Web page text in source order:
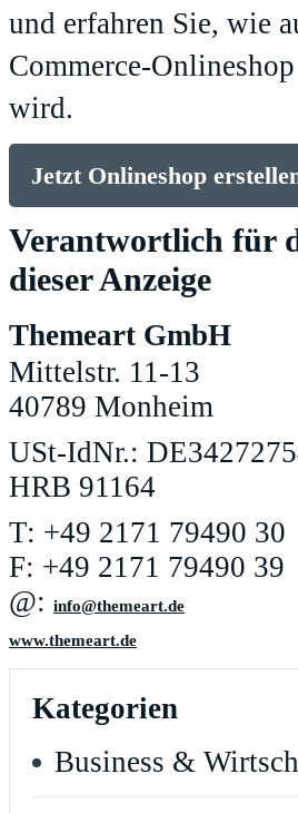
und erfahren Sie, wie
Commerce-
wird.
Jetzt Onlineshop
Verantwortlich für
dieser Anzeige
Themeart GmbH
Mittelstr. 11-13
40789 Monheim
USt-IdNr.:
HRB 91164
T: +49 2171 79490 30
F: +49 2171 79490 39
@: ed.traemeht@ofni
www.themeart.de
Kategorien
Business &